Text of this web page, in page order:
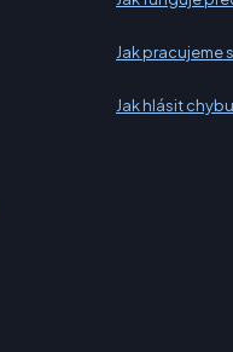
Jak pracujeme
Jak hlásit